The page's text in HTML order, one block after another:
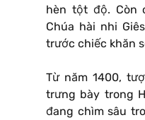
hèn tột độ. Còn
Chúa hài nhi
trước chiếc khăn
Từ năm 1400,
trưng bày trong
đang chìm sâu